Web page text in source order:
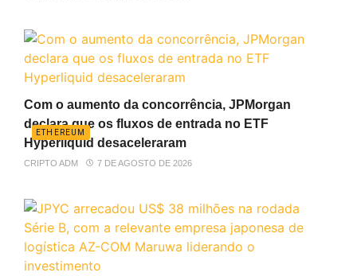
ETHEREUM
Com o aumento da concorrência, JPMorgan
declara que os fluxos de entrada no ETF
Hyperliquid desaceleraram
CRIPTO ADM 7 DE AGOSTO DE 2026